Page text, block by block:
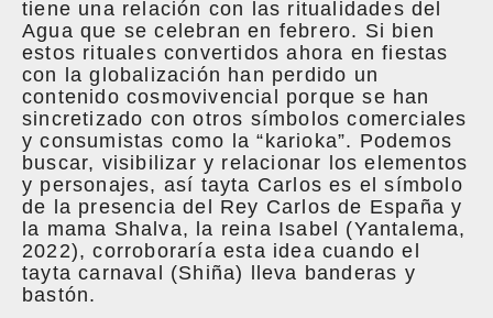
tiene una relación con las ritualidades del
Agua que se celebran en febrero. Si bien
estos rituales convertidos ahora en fiestas
con la globalización han perdido un
contenido cosmovivencial porque se han
sincretizado con otros símbolos comerciales
y consumistas como la “karioka”. Podemos
buscar, visibilizar y relacionar los elementos
y personajes, así tayta Carlos es el símbolo
de la presencia del Rey Carlos de España y
la mama Shalva, la reina Isabel (Yantalema,
2022), corroboraría esta idea cuando el
tayta carnaval (Shiña) lleva banderas y
bastón.